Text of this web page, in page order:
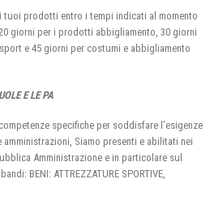
tuoi prodotti entro i tempi indicati al momento
giorni per i prodotti abbigliamento, 30 giorni
e 45 giorni per costumi e abbigliamento
E LE PA
specifiche per soddisfare l’esigenze
Siamo presenti e abilitati nei
Amministrazione e in particolare sul
BENI: ATTREZZATURE SPORTIVE,